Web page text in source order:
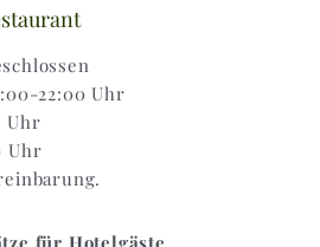
22:00 Uhr
Uhr
Uhr